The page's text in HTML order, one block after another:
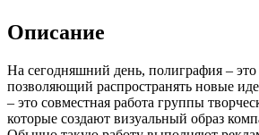
Описание
На сегодняшний день, полиграфия –
позволяющий распространять новые
– это совместная работа группы
которые создают визуальный образ